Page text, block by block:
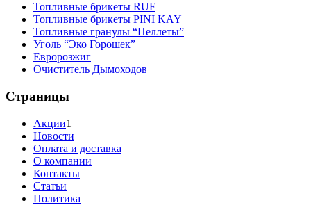
Топливные брикеты RUF
Топливные брикеты PINI KAY
Топливные гранулы “Пеллеты”
Уголь “Эко Горошек”
Евророзжиг
Очиститель Дымоходов
Страницы
Акции1
Новости
Оплата и доставка
О компании
Контакты
Статьи
Политика